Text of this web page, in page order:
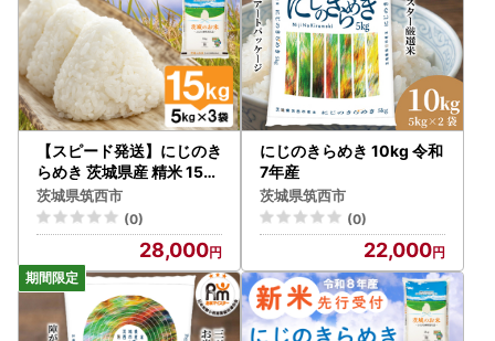
【スピード発送】にじのき
らめき 茨城県産 精米 15kg
[rin022] 白米
茨城県筑西市
(0)
28,000
にじのきらめき 10kg 令和
7年産
茨城県筑西市
(0)
22,000